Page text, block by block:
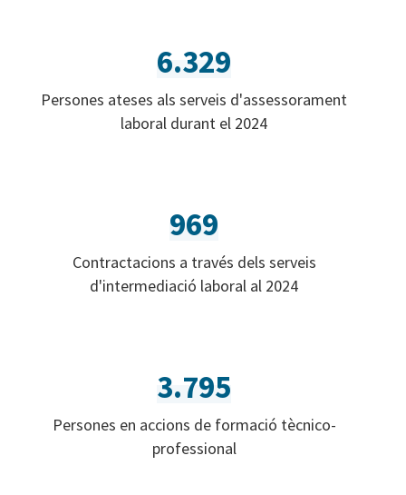
6.329
Persones ateses als serveis d'assessorament
laboral durant el 2024
969
Contractacions a través dels serveis
d'intermediació laboral al 2024
3.795
Persones en accions de formació tècnico-
professional